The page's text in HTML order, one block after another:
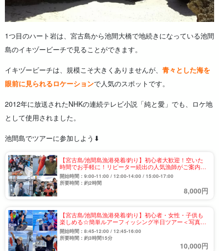
1つ目のハート岩は、宮古島から池間大橋で地続きになっている池間
島のイキヅービーチで見ることができます。
イキヅービーチは、規模こそ大きくありませんが、 青々とした海を
眼前に見られるロケーションで人気のスポットです。
2012年に放送されたNHKの連続テレビ小説「純と愛」でも、ロケ地
として使用されました。
池間島でツアーに参加しよう⬇︎
【宮古島/池間島漁港発着/釣り】初心者大歓迎！空いた
時間でお手軽に！リピーター続出の人気漁師がご案内☆
ちょい釣り体験ツアー《居酒屋での調理もOK！》
（No.921）
開始時間：9:00-11:00 / 12:00-14:00 / 15:00-17:00
所要時間：約2時間
8,000円
【宮古島/池間島漁港発着/釣り】初心者・女性・子供も
楽しめる☆簡単ルアーフィッシング半日ツアー＜写真プ
レゼント付き＞（No.894）
開始時間：8:45-12:00 / 12:45-16:00
所要時間：約3時間15分
10,000円